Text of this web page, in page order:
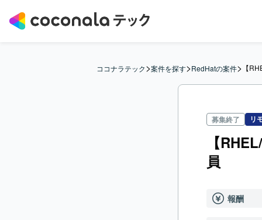
ココナラテック>案件を探す>RedHatの案件> 【
募集終了 リ
【
員
報酬